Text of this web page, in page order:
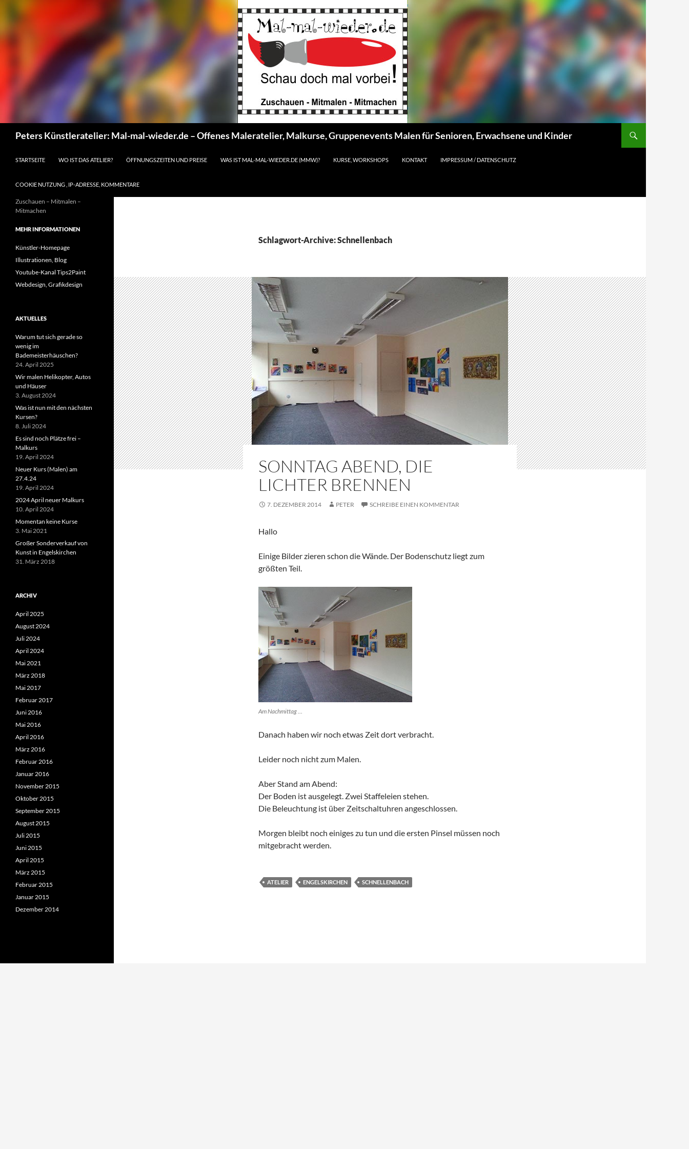
Peters Künstleratelier: Mal-mal-wieder.de – Offenes Maleratelier, Malkurse, Gruppenevents Malen für Senioren, Erwachsene und Kinder
STARTSEITE
WO IST DAS ATELIER? ÖFFNUNGSZEITEN UND PREISE WAS IST MAL-MAL-WIEDER.DE (MMW)? KURSE, WORKSHOPS KONTAKT IMPRESSUM / DATENSCHUTZ
COOKIE NUTZUNG , IP-ADRESSE, KOMMENTARE
Schlagwort-Archive: Schnellenbach
SONNTAG ABEND, DIE
LICHTER BRENNEN
7. DEZEMBER 2014 PETER SCHREIBE EINEN KOMMENTAR
Hallo
Einige Bilder zieren schon die Wände. Der Bodenschutz liegt zum
größten Teil.
Am Nachmittag …
Danach haben wir noch etwas Zeit dort verbracht.
Leider noch nicht zum Malen.
Aber Stand am Abend:
Der Boden ist ausgelegt. Zwei Staffeleien stehen.
Die Beleuchtung ist über Zeitschaltuhren angeschlossen.
Morgen bleibt noch einiges zu tun und die ersten Pinsel müssen noch
mitgebracht werden.
ATELIER ENGELSKIRCHEN SCHNELLENBACH
Zuschauen – Mitmalen –
Mitmachen
MEHR INFORMATIONEN
Künstler-Homepage
Illustrationen, Blog
Youtube-Kanal Tips2Paint
Webdesign, Grafikdesign
AKTUELLES
Warum tut sich gerade so
wenig im
Bademeisterhäuschen?
24. April 2025
Wir malen Helikopter, Autos
und Häuser
3. August 2024
Was ist nun mit den nächsten
Kursen?
8. Juli 2024
Es sind noch Plätze frei –
Malkurs
19. April 2024
Neuer Kurs (Malen) am
27.4.24
19. April 2024
2024 April neuer Malkurs
10. April 2024
Momentan keine Kurse
3. Mai 2021
Großer Sonderverkauf von
Kunst in Engelskirchen
31. März 2018
ARCHIV
April 2025
August 2024
Juli 2024
April 2024
Mai 2021
März 2018
Mai 2017
Februar 2017
Juni 2016
Mai 2016
April 2016
März 2016
Februar 2016
Januar 2016
November 2015
Oktober 2015
September 2015
August 2015
Juli 2015
Juni 2015
April 2015
März 2015
Februar 2015
Januar 2015
Dezember 2014